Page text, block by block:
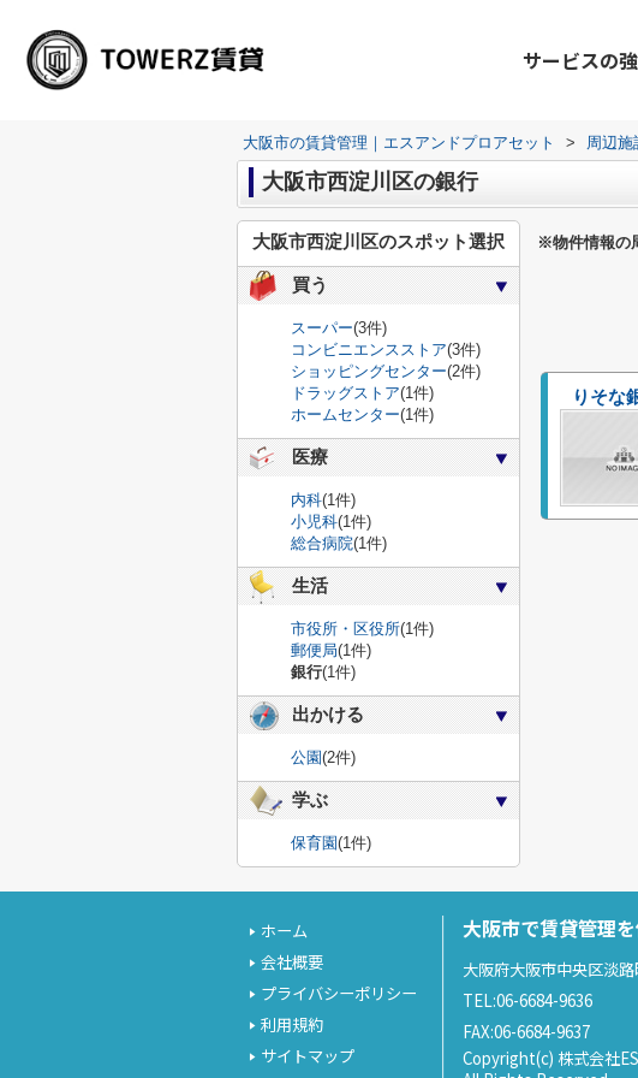
サービスの
大阪市の賃貸管理｜エスアンドプロアセット > 周辺施
大阪市西淀川区の銀行
※物件情報の
りそな
大阪市西淀川区のスポット選択
買う
スーパー(3件)
コンビニエンスストア(3件)
ショッピングセンター(2件)
ドラッグストア(1件)
ホームセンター(1件)
医療
内科(1件)
小児科(1件)
総合病院(1件)
生活
市役所・区役所(1件)
郵便局(1件)
銀行(1件)
出かける
公園(2件)
学ぶ
保育園(1件)
ホーム
会社概要
プライバシーポリシー
利用規約
サイトマップ
大阪市で賃貸管理
大阪府大阪市中央区淡
TEL:06-6684-9636
FAX:06-6684-9637
Copyright(c) 株式会社